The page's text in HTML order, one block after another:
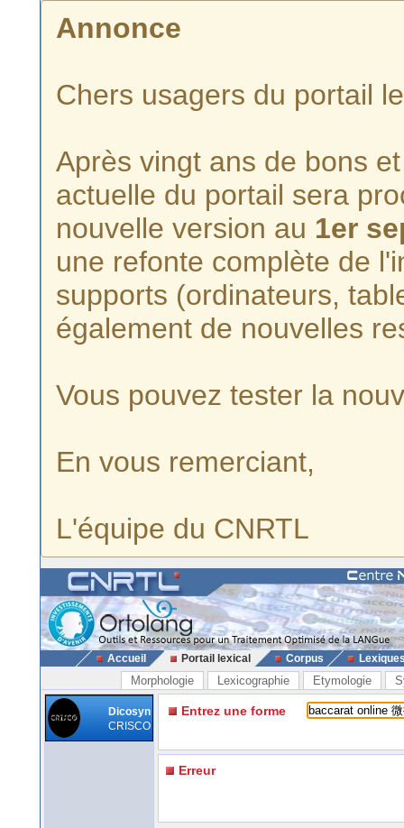
Annonce
Chers usagers du portail
Après vingt ans de bons
actuelle du portail sera
nouvelle version au 1er
une refonte complète de
supports (ordinateurs,
également de nouvelles
Vous pouvez tester la
En vous remerciant,
L'équipe du CNRTL
Accueil Portail lexical Corpus
Morphologie Lexicographie Etymologie
Dicosyn
CRISCO
Entrez une forme
Erreur